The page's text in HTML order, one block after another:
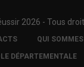
2026 - Tous
QUI
DÉPARTEMENTALE